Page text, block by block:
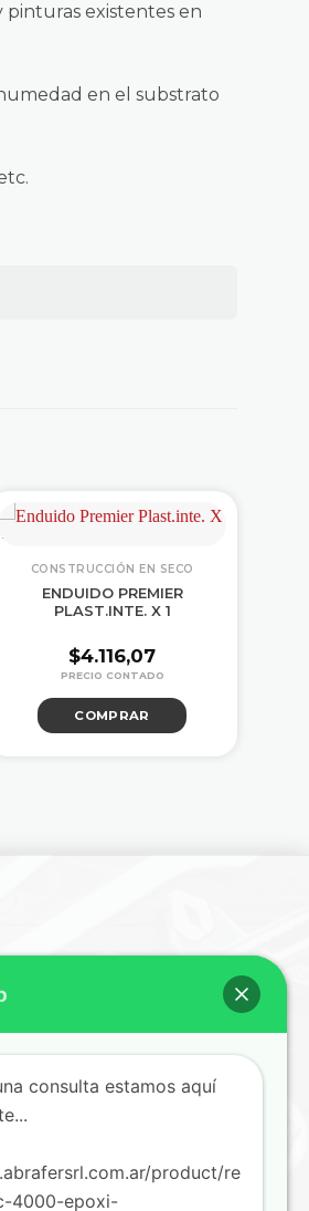
pinturas existentes en
en el substrato
CONSTRUCCIÓN EN SECO
ENDUIDO PREMIER
PLAST.INTE. X 1
$4.116,07
COMPRAR
consulta estamos aquí
product/re
4000-epoxi-